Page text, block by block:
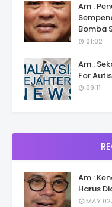
Am :
Bomba
01:02
Am :
For
09:11
Am :
Harus
MAY